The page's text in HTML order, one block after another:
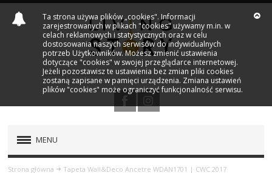
MENU
PRODUKTY
Strona główna Tapeta Wall&Deco Ancetre WDAN1701 | CWC 2017
Ta strona używa plików „cookies". Informacji
zarejestrowanych w plikach "cookies" używamy m.in. w
celach reklamowych i statystycznych oraz w celu
dostosowania naszych serwisów do indywidualnych
potrzeb Użytkowników. Możesz zmienić ustawienia
dotyczące "cookies" w swojej przeglądarce internetowej.
Jeżeli pozostawisz te ustawienia bez zmian pliki cookies
zostaną zapisane w pamięci urządzenia. Zmiana ustawień
plików "cookies" może ograniczyć funkcjonalność serwisu.